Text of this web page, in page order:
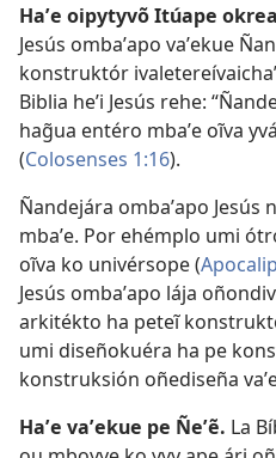
Haʼe oipytyvõ Itúape
Jesús ombaʼapo vaʼekue
konstruktór
Biblia heʼi Jesús rehe:
hag̃ua entéro mbaʼe oĩva
(Colosenses 1:16).
Ñandejára ombaʼapo
mbaʼe. Por ehémplo umi
oĩva ko univérsope (
Jesús ombaʼapo lája
arkitékto ha peteĩ
umi diseñokuéra ha pe
konstruksión oñediseña
Haʼe vaʼekue pe Ñeʼẽ. La